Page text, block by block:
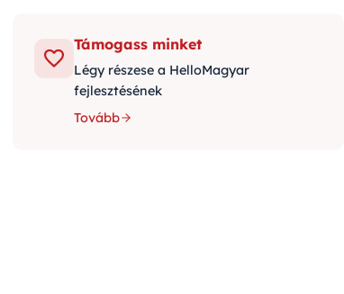
Támogass minket
Légy részese a HelloMagyar
fejlesztésének
Tovább